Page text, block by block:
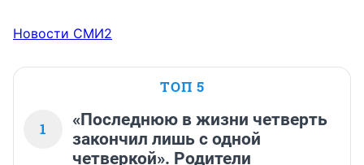
Новости СМИ2
ТОП 5
1
«Последнюю в жизни четверть
закончил лишь с одной
четверкой». Родители